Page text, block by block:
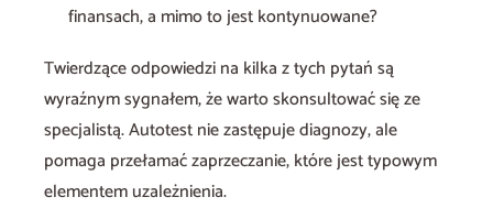
finansach, a mimo to jest kontynuowane?
Twierdzące odpowiedzi na kilka z tych pytań są
wyraźnym sygnałem, że warto skonsultować się ze
specjalistą. Autotest nie zastępuje diagnozy, ale
pomaga przełamać zaprzeczanie, które jest typowym
elementem uzależnienia.